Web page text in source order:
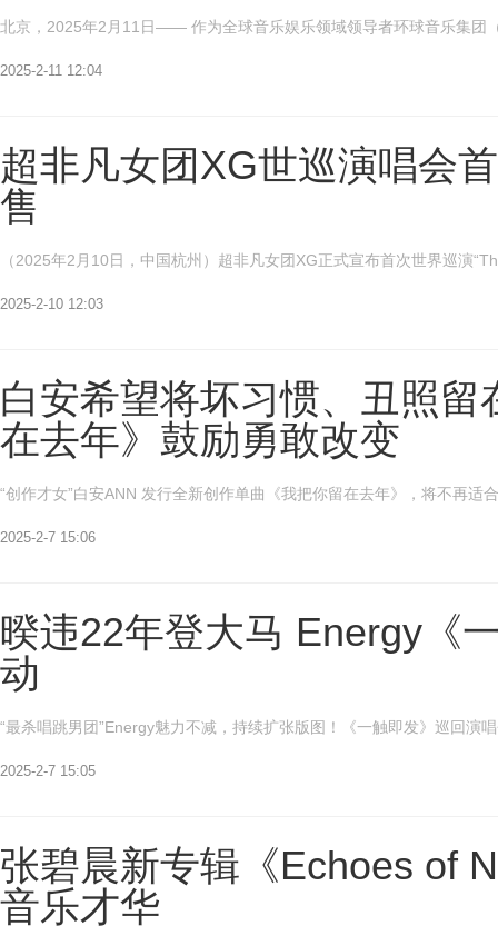
北京，2025年2月11日—— 作为全球音乐娱乐领域领导者环球音乐集团
2025-2-11 12:04
超非凡女团XG世巡演唱会
售
（2025年2月10日，中国杭州）超非凡女团XG正式宣布首次世界巡演
2025-2-10 12:03
白安希望将坏习惯、丑照
在去年》鼓励勇敢改变
“创作才女”白安ANN 发行全新创作单曲《我把你留在去年》，将不再
2025-2-7 15:06
暌违22年登大马 Energy《
动
“最杀唱跳男团”Energy魅力不减，持续扩张版图！《一触即发》巡回演
2025-2-7 15:05
张碧晨新专辑《Echoes of
音乐才华